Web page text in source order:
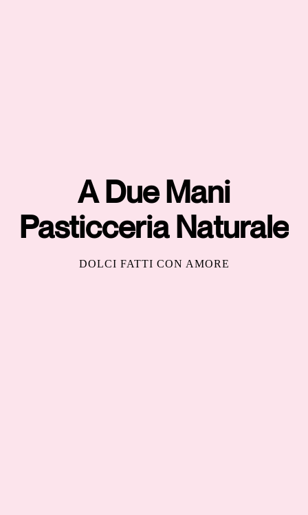
A Due Mani
Pasticceria Naturale
DOLCI FATTI CON AMORE